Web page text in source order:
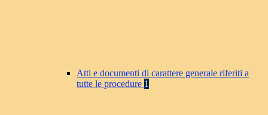
Atti e documenti di carattere generale riferiti a
tutte le procedure 1